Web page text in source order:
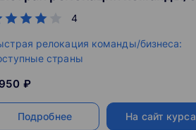
4
релокация команды/бизнеса:
страны
₽
Подробнее На сайт курса